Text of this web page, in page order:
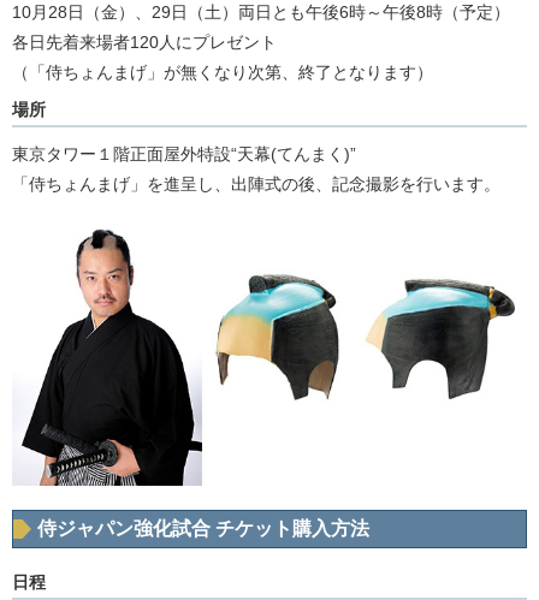
10月28日（金）、29日（土）両日とも午後6時～午後8時（予定）
各日先着来場者120人にプレゼント
（「侍ちょんまげ」が無くなり次第、終了となります）
場所
東京タワー１階正面屋外特設“天幕(てんまく)”
「侍ちょんまげ」を進呈し、出陣式の後、記念撮影を行います。
侍ジャパン強化試合 チケット購入方法
日程